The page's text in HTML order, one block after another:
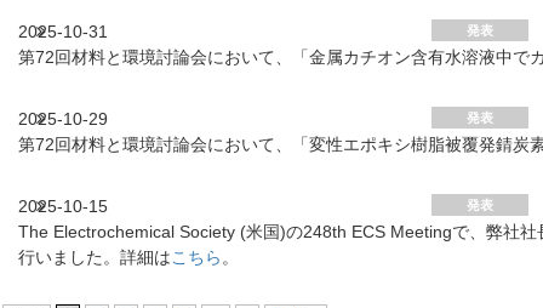
2025-10-31 発表
第72回材料と環境討論会において、「⾦属カチオン含有⽔溶液中
2025-10-29 発表
第72回材料と環境討論会において、「変性エポキシ樹脂被覆発錆
2025-10-15 発表
The Electrochemical Society (米国)の248th ECS Meetingで、弊社
行いました。詳細はこちら 。